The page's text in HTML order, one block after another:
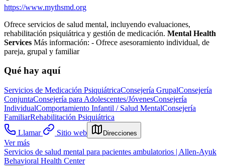
https://www.mythsmd.org
Ofrece servicios de salud mental, incluyendo evaluaciones,
rehabilitación psiquiátrica y gestión de medicación. Mental Health
Services Más información: - Ofrece asesoramiento individual, de
pareja, grupal y familiar
Qué hay aquí
Servicios de Medicación PsiquiátricaConsejería GrupalConsejería
ConjuntaConsejería para Adolescentes/JóvenesConsejería
IndividualComportamiento Infantil / Salud MentalConsejería
FamiliarRehabilitación Psiquiátrica
Llamar
Sitio web Direcciones
Ver más
Servicios de salud mental para pacientes ambulatorios | Allen-Ayuk
Behavioral Health Center